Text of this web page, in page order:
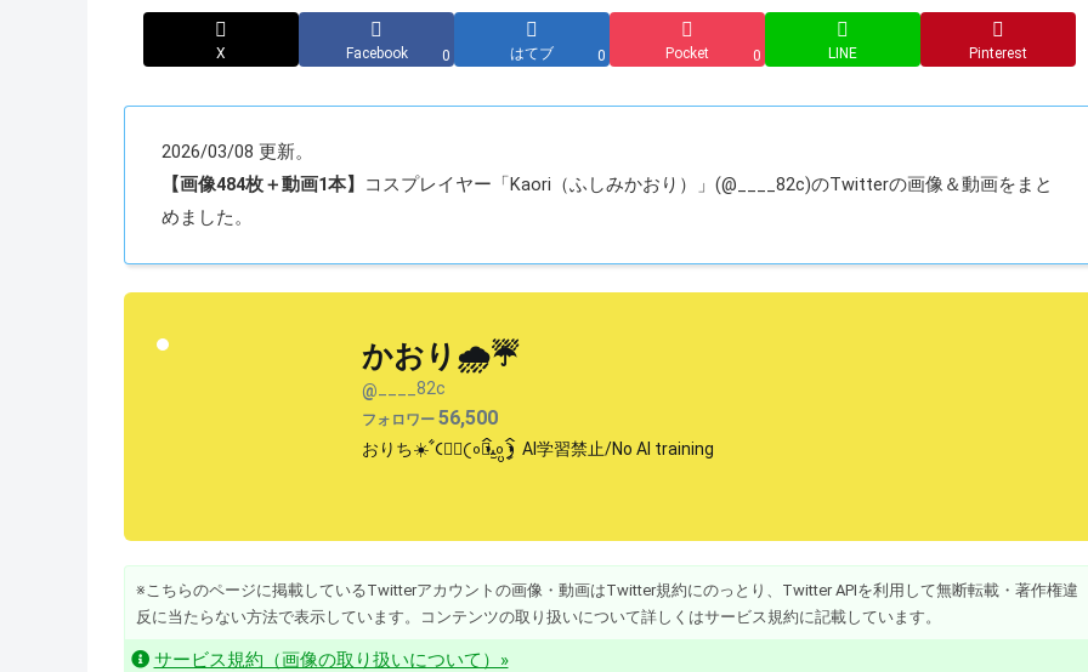
X Facebook 0 はてブ 0 Pocket 0 LINE Pinterest
2026/03/08 更新。
【画像484枚＋動画1本】
コスプレイヤー「Kaori（ふしみかおり）」(@____82c)のTwitterの画像＆動画をまと
めました。
かおり🌧☔️
@ ____82c
フォロワー56,500
おりち☀️ꧦ𐅁𐀸𐋠𛰙᭜𖫴𖫰𖫱𖫳𖫲𖫲𖫳𖫴𖫰𖫱꛰ﯩᩝ︪᭜𖫴𖫰𖫱𖫳𖫲𖫲𖫳𖫴𖫰𖫱꛰ީᩝ𛰚 ⁦ AI学習禁止/No AI training
※こちらのページに掲載しているTwitterアカウントの画像・動画はTwitter規約にのっとり、Twitter APIを利用して無断転載・著作権違
反に当たらない方法で表示しています。コンテンツの取り扱いについて詳しくはサービス規約に記載しています。
サービス規約（画像の取り扱いについて）»